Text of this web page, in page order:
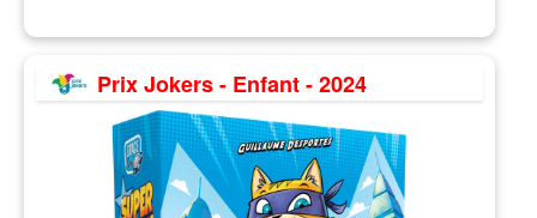
Prix Jokers - Enfant - 2024